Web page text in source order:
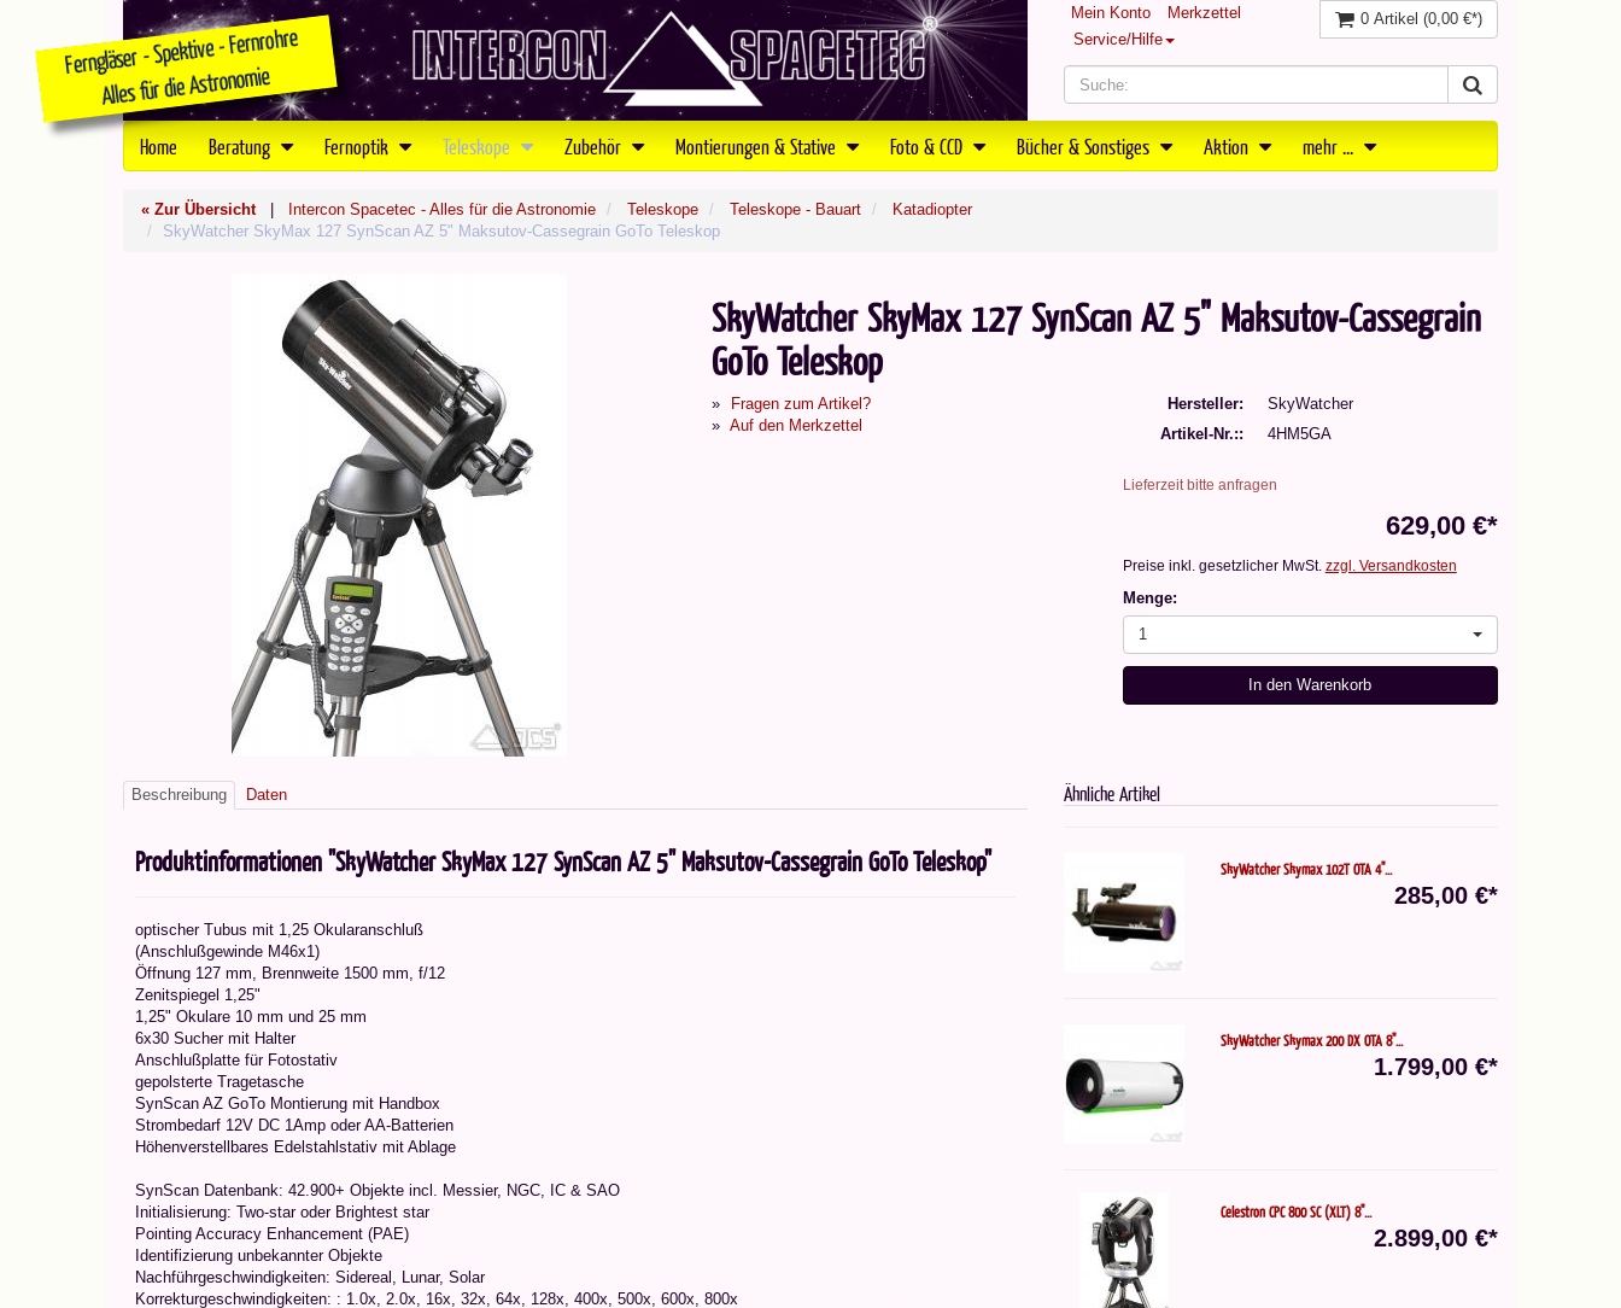
Mein Konto
Merkzettel
Service/Hilfe
0 Artikel (0,00 €*)
Home Beratung Fernoptik Teleskope Zubehör Montierungen & Stative Foto & CCD Bücher & Sonstiges Aktion mehr ...
« Zur Übersicht| Intercon Spacetec - Alles für die Astronomie Teleskope Teleskope - Bauart
Katadiopter
SkyWatcher SkyMax 127 SynScan AZ 5" Maksutov-Cassegrain GoTo Teleskop
SkyWatcher SkyMax 127 SynScan AZ 5" Maksutov-Cassegrain
GoTo Teleskop
Fragen zum Artikel?
Auf den Merkzettel
Hersteller
SkyWatcher
Artikel-Nr.:
4HM5GA
Lieferzeit bitte anfragen
629,00 €*
Preise inkl. gesetzlicher MwSt. zzgl. Versandkosten
Menge:
1
In den Warenkorb
Beschreibung Daten
Produktinformationen "SkyWatcher SkyMax 127 SynScan AZ 5" Maksutov-Cassegrain GoTo Teleskop"
optischer Tubus mit 1,25 Okularanschluß
(Anschlußgewinde M46x1)
Öffnung 127 mm, Brennweite 1500 mm, f/12
Zenitspiegel 1,25"
1,25" Okulare 10 mm und 25 mm
6x30 Sucher mit Halter
Anschlußplatte für Fotostativ
gepolsterte Tragetasche
SynScan AZ GoTo Montierung mit Handbox
Strombedarf 12V DC 1Amp oder AA-Batterien
Höhenverstellbares Edelstahlstativ mit Ablage
SynScan Datenbank: 42.900+ Objekte incl. Messier, NGC, IC & SAO
Initialisierung: Two-star oder Brightest star
Pointing Accuracy Enhancement (PAE)
Identifizierung unbekannter Objekte
Nachführgeschwindigkeiten: Sidereal, Lunar, Solar
Korrekturgeschwindigkeiten: : 1.0x, 2.0x, 16x, 32x, 64x, 128x, 400x, 500x, 600x, 800x
Ähnliche Artikel
SkyWatcher Skymax 102T OTA 4"...
285,00 €*
SkyWatcher Skymax 200 DX OTA 8"...
1.799,00 €*
Celestron CPC 800 SC (XLT) 8"...
2.899,00 €*